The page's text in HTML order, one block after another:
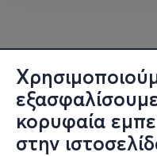
κορυφαία
στην
φτάσουμε άραγε στις
γεμίσουμε το καλάθι
Ώρα:16:00